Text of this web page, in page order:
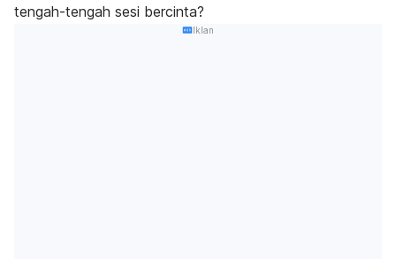
tengah-tengah sesi bercinta?
Iklan